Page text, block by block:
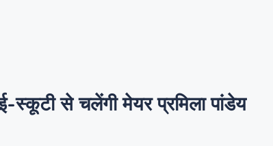
से चलेंगी मेयर प्रमिला पांडेय